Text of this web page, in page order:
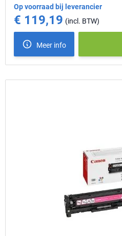
Op voorraad bij leverancier
€ 119,19
Meer info